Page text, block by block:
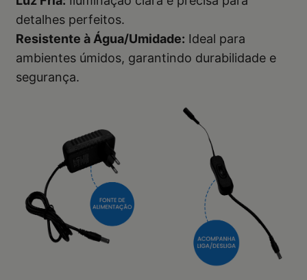
detalhes perfeitos.
Resistente à Água/Umidade: Ideal para
ambientes úmidos, garantindo durabilidade e
segurança.